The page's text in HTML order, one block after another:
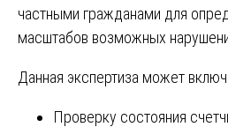
частными гражданами для
масштабов возможных
Данная экспертиза может
Проверку состояния